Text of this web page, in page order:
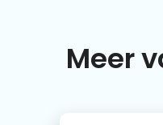
Meer